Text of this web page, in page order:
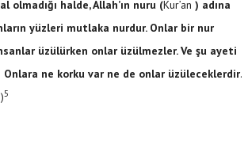
olmadığı halde, Allah’ın nuru (Kur’an ) adına
yüzleri mutlaka nurdur. Onlar bir nur
üzülürken onlar üzülmezler. Ve şu ayeti
Onlara ne korku var ne de onlar üzüleceklerdir.
5